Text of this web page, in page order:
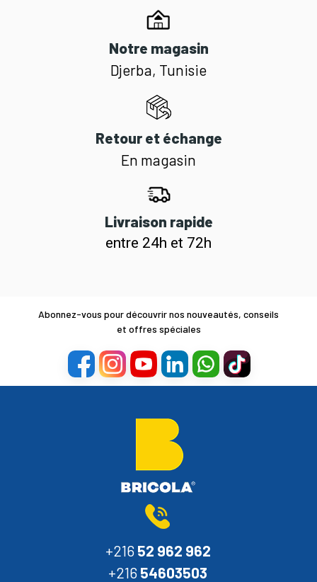
Notre magasin
Djerba, Tunisie
Retour et échange
En magasin
Livraison rapide
entre 24h et 72h
Abonnez-vous pour découvrir nos nouveautés, conseils
et offres spéciales
+216 52 962 962
+216 54603503